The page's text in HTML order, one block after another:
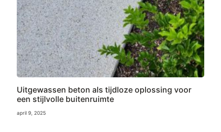
Uitgewassen beton als tijdloze oplossing voor
een stijlvolle buitenruimte
april 9, 2025